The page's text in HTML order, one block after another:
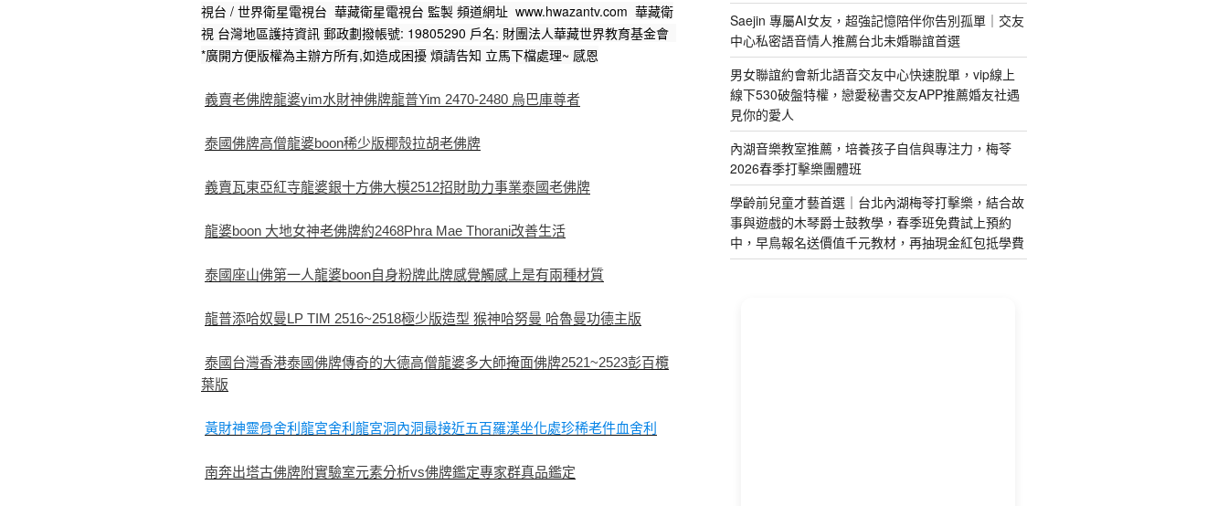
視台 / 世界衛星電視台  華藏衛星電視台 監製 頻道網址  www.hwazantv.com  華藏衛
視 台灣地區護持資訊 郵政劃撥帳號: 19805290 戶名: 財團法人華藏世界教育基金會
*廣開方便版權為主辦方所有,如造成困擾 煩請告知 立馬下檔處理~ 感恩
義賣老佛牌龍婆yim水財神佛牌龍普Yim 2470-2480 烏巴庫尊者
泰國佛牌高僧龍婆boon稀少版椰殼拉胡老佛牌
義賣瓦東亞紅寺龍婆銀十方佛大模2512招財助力事業泰國老佛牌
龍婆boon 大地女神老佛牌約2468Phra Mae Thorani改善生活
泰國座山佛第一人龍婆boon自身粉牌此牌感覺觸感上是有兩種材質
龍普添哈奴曼LP TIM 2516~2518極少版造型 猴神哈努曼 哈魯曼功德主版
泰國台灣香港泰國佛牌傳奇的大德高僧龍婆多大師掩面佛牌2521~2523彭百欖
葉版
黃財神靈骨舍利龍宮舍利龍宮洞內洞最接近五百羅漢坐化處珍稀老件血舍利
南奔出塔古佛牌附實驗室元素分析vs佛牌鑑定專家群真品鑑定
Saejin 專屬AI女友，超強記憶陪伴你告別孤單｜交友
中心私密語音情人推薦台北未婚聯誼首選
男女聯誼約會新北語音交友中心快速脫單，vip線上
線下530破盤特權，戀愛秘書交友APP推薦婚友社遇
見你的愛人
內湖音樂教室推薦，培養孩子自信與專注力，梅苓
2026春季打擊樂團體班
學齡前兒童才藝首選｜台北內湖梅苓打擊樂，結合故
事與遊戲的木琴爵士鼓教學，春季班免費試上預約
中，早鳥報名送價值千元教材，再抽現金紅包抵學費